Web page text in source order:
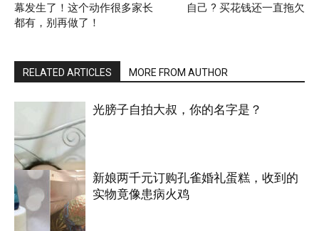
幕发生了！这个动作很多家长
都有，别再做了！
自己 ? 买花钱还一直拖欠
RELATED ARTICLES MORE FROM AUTHOR
搞笑
光膀子自拍大叔，你的名字是？
新娘两千元订购孔雀婚礼蛋糕，收到的
实物竟像患病火鸡